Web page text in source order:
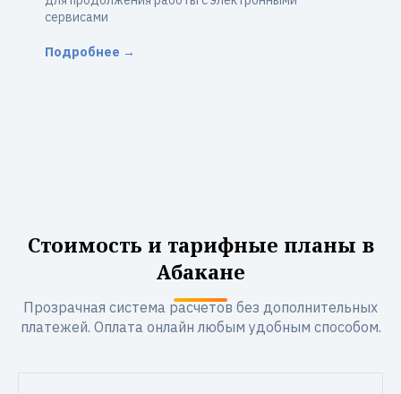
сервисами
Подробнее →
Стоимость и тарифные планы в
Абакане
Прозрачная система расчетов без дополнительных
платежей. Оплата онлайн любым удобным способом.